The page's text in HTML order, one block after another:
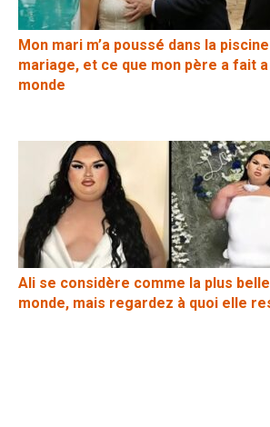
Mon mari m’a poussé dans la
mariage, et ce que mon père a fait
monde
Ali se considère comme la plus
monde, mais regardez à quoi elle